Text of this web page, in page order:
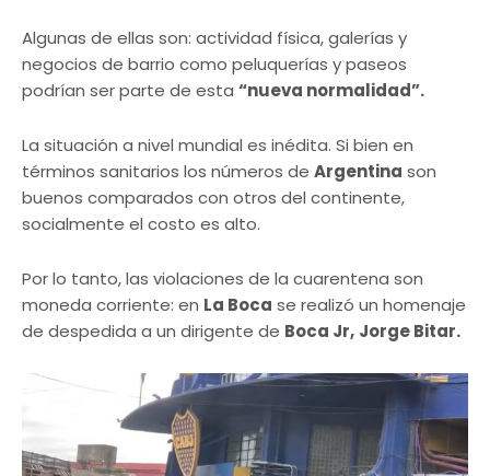
Algunas de ellas son: actividad física, galerías y
negocios de barrio como peluquerías y paseos
podrían ser parte de esta “nueva normalidad”.
La situación a nivel mundial es inédita. Si bien en
términos sanitarios los números de Argentina son
buenos comparados con otros del continente,
socialmente el costo es alto.
Por lo tanto, las violaciones de la cuarentena son
moneda corriente: en La Boca se realizó un homenaje
de despedida a un dirigente de Boca Jr, Jorge Bitar.